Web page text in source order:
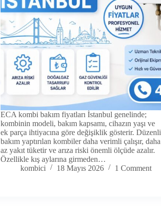
ECA kombi bakım fiyatları İstanbul genelinde;
kombinin modeli, bakım kapsamı, cihazın yaşı ve
ek parça ihtiyacına göre değişiklik gösterir. Düzenli
bakım yaptırılan kombiler daha verimli çalışır, daha
az yakıt tüketir ve arıza riski önemli ölçüde azalır.
Özellikle kış aylarına girmeden…
kombici
18 Mayıs 2026 1 Comment